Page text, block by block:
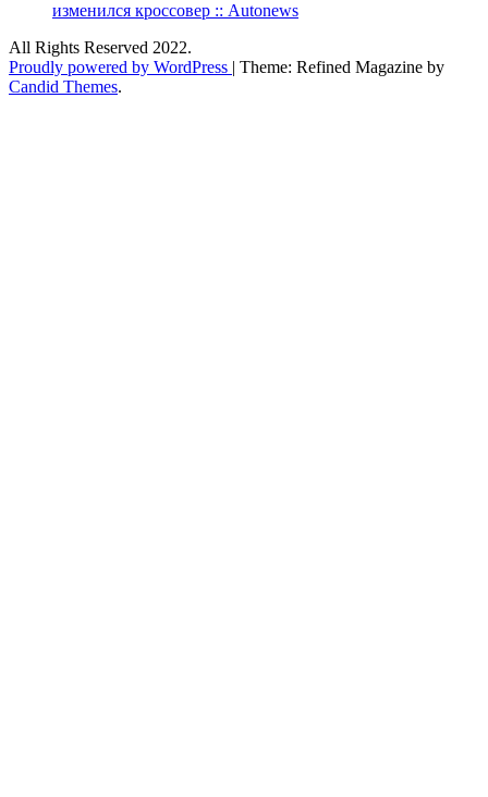
изменился кроссовер :: Autonews
All Rights Reserved 2022.
Proudly powered by WordPress | Theme: Refined Magazine by
Candid Themes.